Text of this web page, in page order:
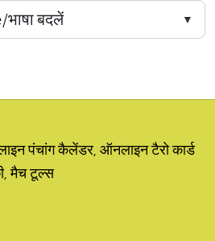
पंचांग कैलेंडर, ऑनलाइन टैरो कार्ड
मैच टूल्स